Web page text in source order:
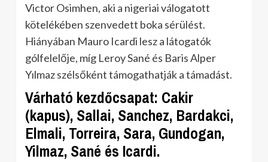
Victor Osimhen, aki a nigeriai válogatott
kötelékében szenvedett boka sérülést.
Hiányában Mauro Icardi lesz a látogatók
gólfelelője, míg Leroy Sané és Baris Alper
Yılmaz szélsőként támogathatják a támadást.
Várható kezdőcsapat: Cakir
(kapus), Sallai, Sanchez, Bardakci,
Elmali, Torreira, Sara, Gundogan,
Yilmaz, Sané és Icardi.